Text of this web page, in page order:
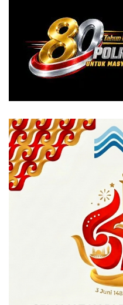
menunjukkan kekuatan.
pungkas Rudy
apfi 2026 Bogor
pfi bogor